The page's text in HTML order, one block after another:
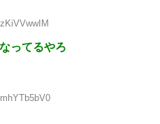
ってるやろ